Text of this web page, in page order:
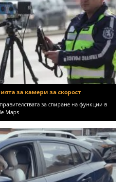
за камери за скорост
за спиране на функции в
Maps